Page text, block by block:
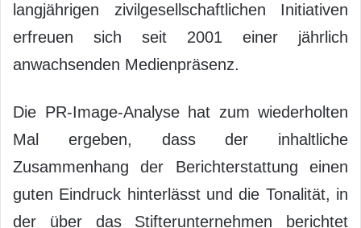
langjährigen zivilgesellschaftlichen Initiativen
erfreuen sich seit 2001 einer jährlich
anwachsenden Medienpräsenz.
Die PR-Image-Analyse hat zum wiederholten
Mal ergeben, dass der inhaltliche
Zusammenhang der Berichterstattung einen
guten Eindruck hinterlässt und die Tonalität, in
der über das Stifterunternehmen berichtet